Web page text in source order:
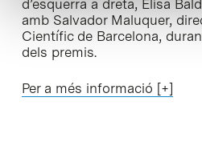
d’esquerra a dreta, Elisa
amb Salvador Maluquer,
Científic de Barcelona,
dels premis.
Per a més informació [+]